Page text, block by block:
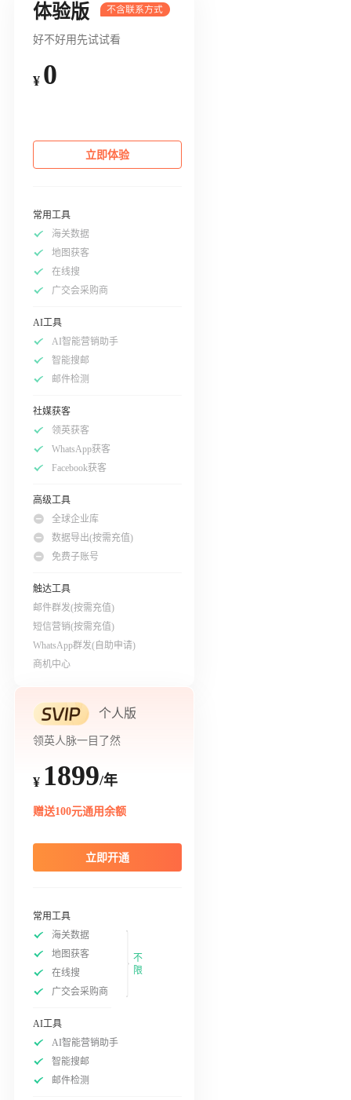
体验版
好不好用先试试看
¥ 0
立即体验
常用工具
海关数据
地图获客
在线搜
广交会采购商
AI工具
AI智能营销助手
智能搜邮
邮件检测
社媒获客
领英获客
WhatsApp获客
Facebook获客
高级工具
全球企业库
数据导出(按需充值)
免费子账号
触达工具
邮件群发(按需充值)
短信营销(按需充值)
WhatsApp群发(自助申请)
商机中心
个人版
领英人脉一目了然
¥ 1899/年
赠送100元通用余额
立即开通
常用工具
海关数据
地图获客
在线搜
广交会采购商
不
限
AI工具
AI智能营销助手
智能搜邮
邮件检测